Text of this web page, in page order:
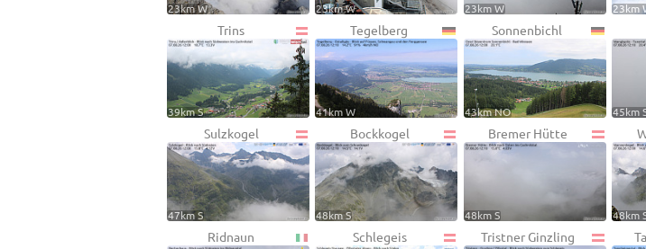
23km W 23km W 23km W 23km
Trins
39km S
Tegelberg
41km W
Sonnenbichl
43km NO 45km
Sulzkogel
47km S
Bockkogel
48km S
Bremer Hütte
48km S 48km
Ridnaun Schlegeis Tristner Ginzling